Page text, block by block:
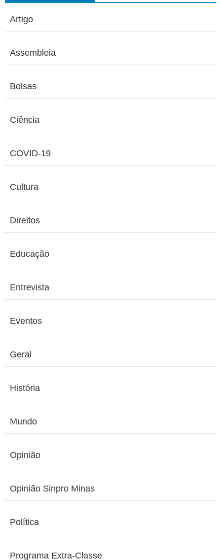
Artigo
Assembleia
Bolsas
Ciência
COVID-19
Cultura
Direitos
Educação
Entrevista
Eventos
Geral
História
Mundo
Opinião
Opinião Sinpro Minas
Política
Programa Extra-Classe